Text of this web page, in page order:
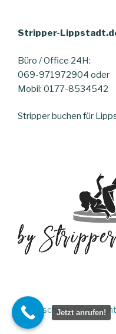
Stripper-
Büro / Office 24H:
069-971972904 oder
Mobil: 0177-8534542
Stripper buchen für
DatenschutzJetzt anrufen!